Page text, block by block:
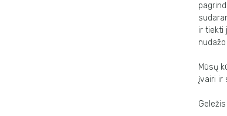
ir tiekti
Mūsų
įvairi ir